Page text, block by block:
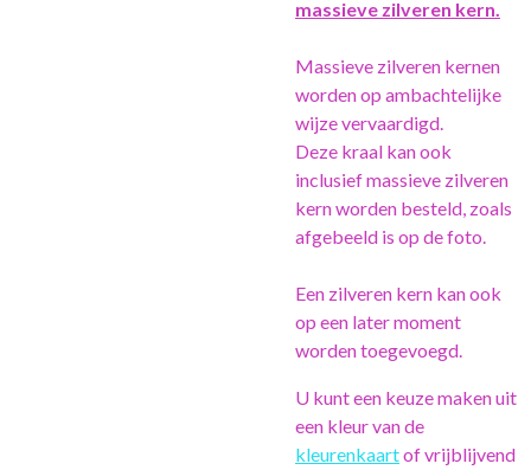
massieve zilveren kern.
Massieve zilveren kernen
worden op ambachtelijke
wijze vervaardigd.
Deze kraal kan ook
inclusief massieve zilveren
kern worden besteld, zoals
afgebeeld is op de foto.
Een zilveren kern kan ook
op een later moment
worden toegevoegd.
U kunt een keuze maken uit
een kleur van de
kleurenkaartof vrijblijvend